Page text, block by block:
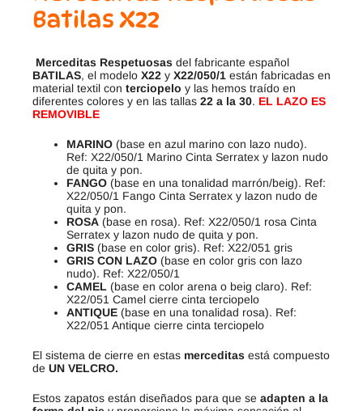
Batilas X22
Merceditas Respetuosas del fabricante español
BATILAS, el modelo X22 y X22/050/1 están fabricadas en
material textil con terciopelo y las hemos traído en
diferentes colores y en las tallas 22 a la 30. EL LAZO ES
REMOVIBLE
MARINO (base en azul marino con lazo nudo).
Ref: X22/050/1 Marino Cinta Serratex y lazon nudo
de quita y pon.
FANGO (base en una tonalidad marrón/beig). Ref:
X22/050/1 Fango Cinta Serratex y lazon nudo de
quita y pon.
ROSA (base en rosa). Ref: X22/050/1 rosa Cinta
Serratex y lazon nudo de quita y pon.
GRIS (base en color gris). Ref: X22/051 gris
GRIS CON LAZO (base en color gris con lazo
nudo). Ref: X22/050/1
CAMEL (base en color arena o beig claro). Ref:
X22/051 Camel cierre cinta terciopelo
ANTIQUE (base en una tonalidad rosa). Ref:
X22/051 Antique cierre cinta terciopelo
El sistema de cierre en estas merceditas está compuesto
de UN VELCRO.
Estos zapatos están diseñados para que se adapten a la